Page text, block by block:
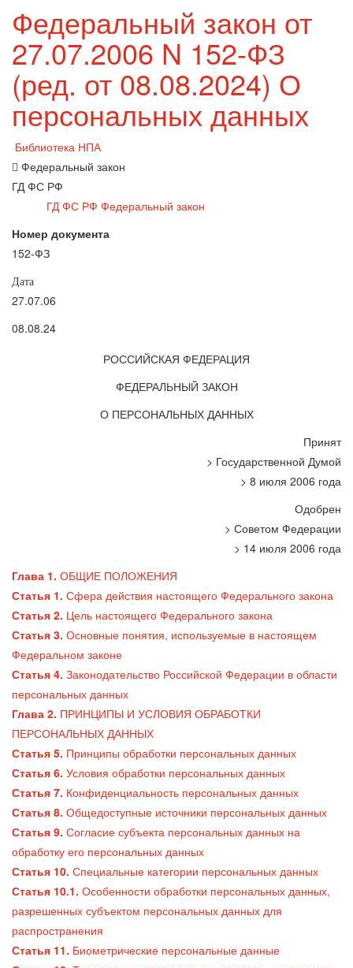
Федеральный закон от
27.07.2006 N 152-ФЗ
(ред. от 08.08.2024) О
персональных данных
Библиотека НПА
Федеральный закон
ГД ФС РФ
ГД ФС РФ Федеральный закон
Номер документа
152-ФЗ
Дата
27.07.06
08.08.24
РОССИЙСКАЯ ФЕДЕРАЦИЯ
ФЕДЕРАЛЬНЫЙ ЗАКОН
О ПЕРСОНАЛЬНЫХ ДАННЫХ
Принят
> Государственной Думой
> 8 июля 2006 года
Одобрен
> Советом Федерации
> 14 июля 2006 года
Глава 1. ОБЩИЕ ПОЛОЖЕНИЯ
Статья 1. Сфера действия настоящего Федерального закона
Статья 2. Цель настоящего Федерального закона
Статья 3. Основные понятия, используемые в настоящем
Федеральном законе
Статья 4. Законодательство Российской Федерации в области
персональных данных
Глава 2. ПРИНЦИПЫ И УСЛОВИЯ ОБРАБОТКИ
ПЕРСОНАЛЬНЫХ ДАННЫХ
Статья 5. Принципы обработки персональных данных
Статья 6. Условия обработки персональных данных
Статья 7. Конфиденциальность персональных данных
Статья 8. Общедоступные источники персональных данных
Статья 9. Согласие субъекта персональных данных на
обработку его персональных данных
Статья 10. Специальные категории персональных данных
Статья 10.1. Особенности обработки персональных данных,
разрешенных субъектом персональных данных для
распространения
Статья 11. Биометрические персональные данные